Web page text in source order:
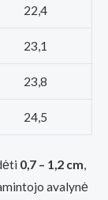
22,4
23,1
23,8
24,5
0,7 – 1,2 cm,
avalynė